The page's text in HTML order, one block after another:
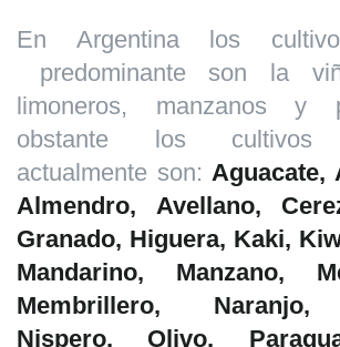
En Argentina los
predominante son la
limoneros, manzanos y
obstante los cultivos
actualmente son:Aguacate,
Almendro, Avellano,
Granado, Higuera, Kaki,
Mandarino, Manzano,
Membrillero, Naranjo,
Nispero, Olivo,